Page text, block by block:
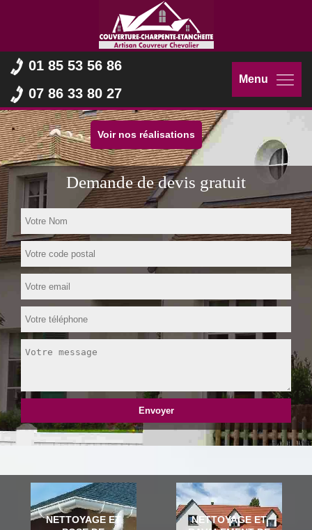
01 85 53 56 86
07 86 33 80 27
Menu
Voir nos réalisations
Demande de devis gratuit
NETTOYAGE ET
NETTOYAGE ET